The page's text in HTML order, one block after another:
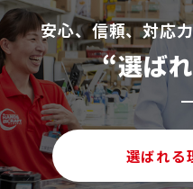
安⼼、信頼、対応
“選ば
選ばれる